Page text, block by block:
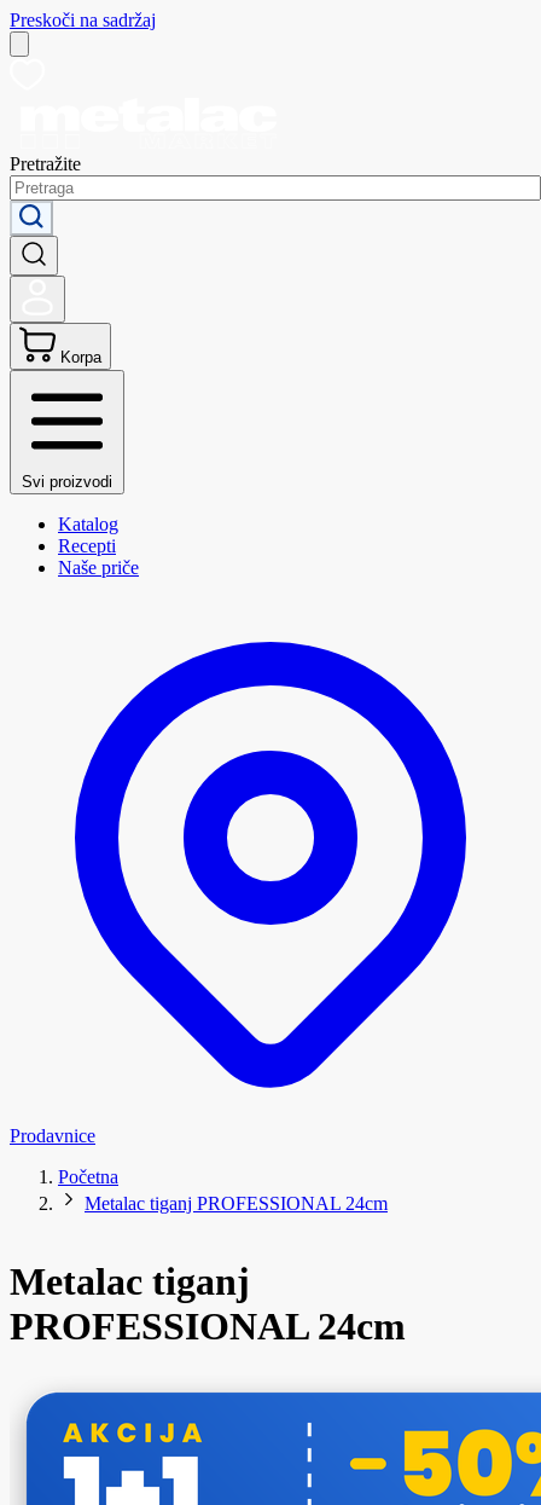
Preskoči na sadržaj
Pretražite
Korpa
Svi proizvodi
Katalog
Recepti
Naše priče
Prodavnice
Početna
Metalac tiganj PROFESSIONAL 24cm
Metalac tiganj
PROFESSIONAL 24cm